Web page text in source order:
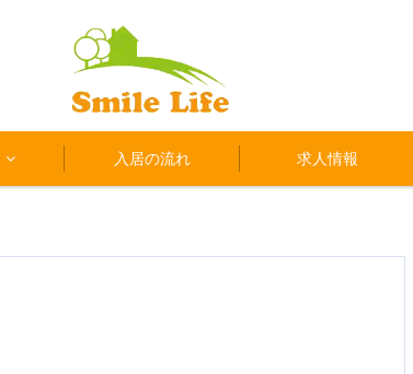
入居の流れ 求人情報